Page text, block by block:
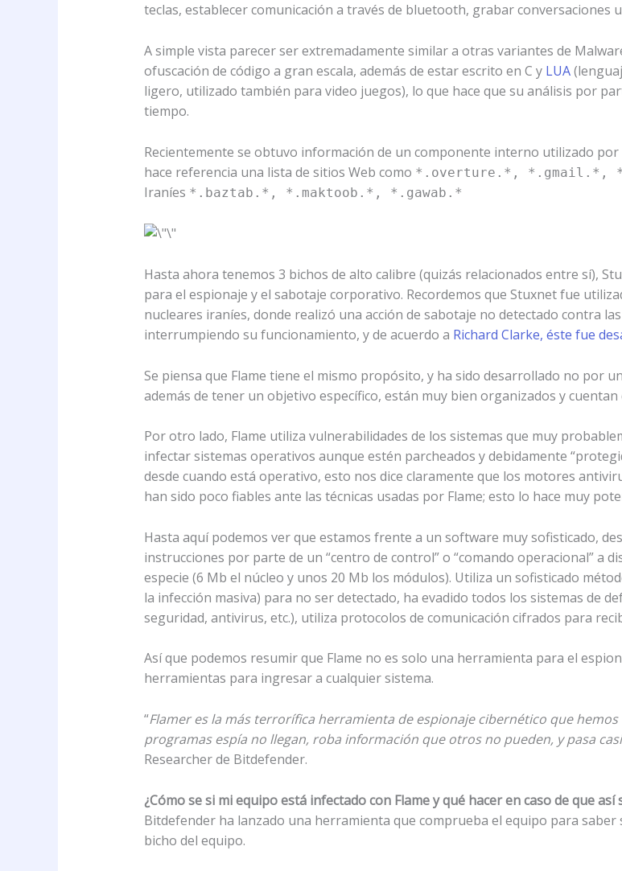
teclas, establecer comunicación a través de bluetooth, grabar conversaciones
A simple vista parecer ser extremadamente similar a otras variantes de
ofuscación de código a gran escala, además de estar escrito en C y LUA
ligero, utilizado también para video juegos), lo que hace que su análisis por
tiempo.
Recientemente se obtuvo información de un componente interno utilizado por
hace referencia una lista de sitios Web como *.overture.*, *.gmail.*,
Iraníes *.baztab.*, *.maktoob.*, *.gawab.*
Hasta ahora tenemos 3 bichos de alto calibre (quizás relacionados entre sí),
para el espionaje y el sabotaje corporativo. Recordemos que Stuxnet fue
nucleares iraníes, donde realizó una acción de sabotaje no detectado contra
interrumpiendo su funcionamiento, y de acuerdo a Richard Clarke, éste fue
Se piensa que Flame tiene el mismo propósito, y ha sido desarrollado no por
además de tener un objetivo específico, están muy bien organizados y cuentan
Por otro lado, Flame utiliza vulnerabilidades de los sistemas que muy
infectar sistemas operativos aunque estén parcheados y debidamente
desde cuando está operativo, esto nos dice claramente que los motores
han sido poco fiables ante las técnicas usadas por Flame; esto lo hace muy
Hasta aquí podemos ver que estamos frente a un software muy sofisticado,
instrucciones por parte de un “centro de control” o “comando operacional” a
especie (6 Mb el núcleo y unos 20 Mb los módulos). Utiliza un sofisticado
la infección masiva) para no ser detectado, ha evadido todos los sistemas de
seguridad, antivirus, etc.), utiliza protocolos de comunicación cifrados para
Así que podemos resumir que Flame no es solo una herramienta para el
herramientas para ingresar a cualquier sistema.
“Flamer es la más terrorífica herramienta de espionaje cibernético que
programas espía no llegan, roba información que otros no pueden, y pasa
Researcher de Bitdefender.
¿Cómo se si mi equipo está infectado con Flame y qué hacer en caso de que así
Bitdefender ha lanzado una herramienta que comprueba el equipo para saber
bicho del equipo.